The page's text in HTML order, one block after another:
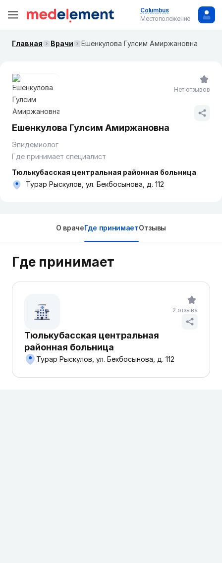
Columbus
Местоположение
Главная Врачи Ешенкулова Гулсим Амиржановна
Ешенкулова Гулсим Амиржановна
Эпидемиолог
Где принимает специалист
Тюлькубасская центральная районная больница
Турар Рыскулов, ул. Бекбосынова, д. 112
Нет отзывов
О врачеГде принимаетОтзывы
Где принимает
Тюлькубасская центральная
районная больница
Турар Рыскулов, ул. Бекбосынова, д. 112
2 отзыва